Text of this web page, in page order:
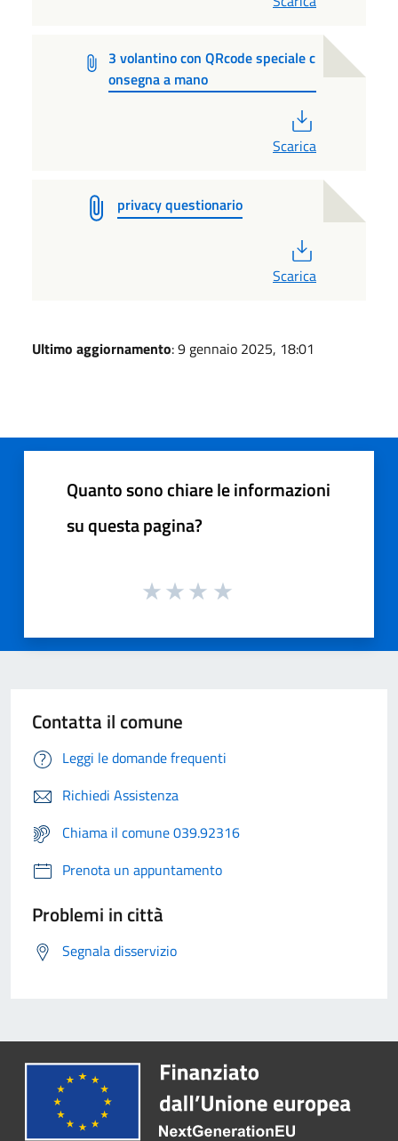
3 volantino con QRcode speciale c
onsegna a mano
Scarica
privacy questionario
Scarica
Ultimo aggiornamento: 9 gennaio 2025, 18:01
Quanto sono chiare le informazioni
su questa pagina?
Contatta il comune
Leggi le domande frequenti
Richiedi Assistenza
Chiama il comune 039.92316
Prenota un appuntamento
Problemi in città
Segnala disservizio